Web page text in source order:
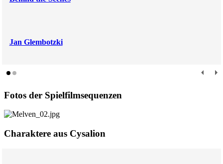
Jan Glembotzki
Fotos der Spielfilmsequenzen
Charaktere aus Cysalion